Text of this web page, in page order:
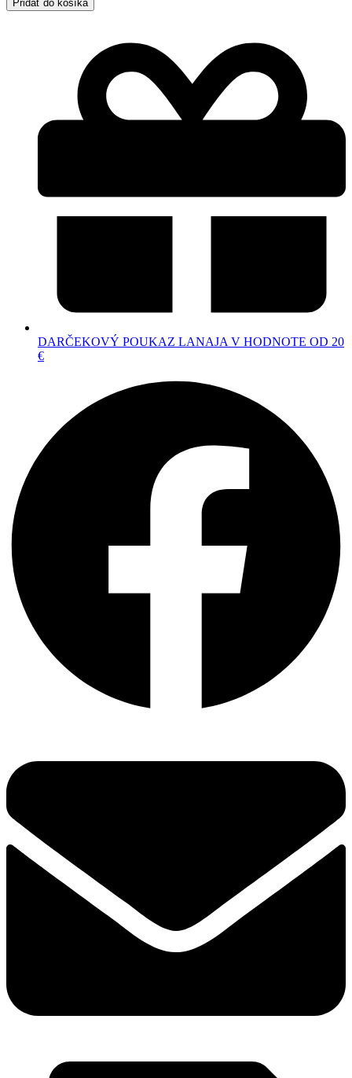
Pridať do košíka
DARČEKOVÝ POUKAZ LANAJA V HODNOTE OD 20
€